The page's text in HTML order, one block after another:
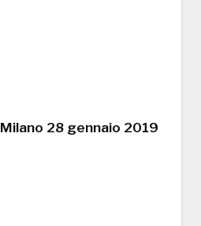
Milano 28 gennaio 2019